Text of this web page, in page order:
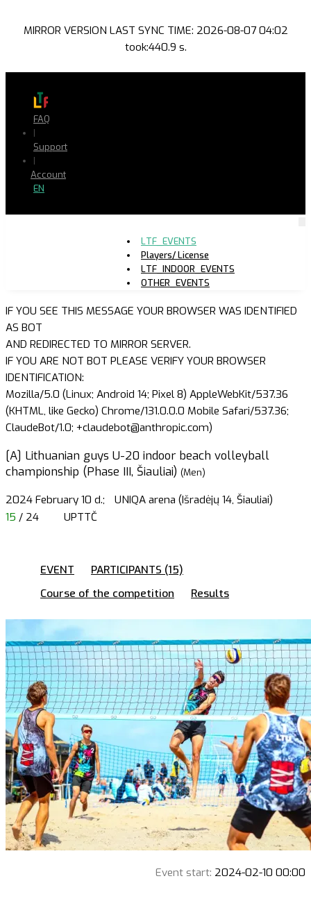
MIRROR VERSION LAST SYNC TIME: 2026-08-07 04:02
took:440.9 s.
FAQ
|
Support
|
Account
EN
LTF_EVENTS
Players/ License
LTF_INDOOR_EVENTS
OTHER_EVENTS
IF YOU SEE THIS MESSAGE YOUR BROWSER WAS IDENTIFIED
AS BOT
AND REDIRECTED TO MIRROR SERVER.
IF YOU ARE NOT BOT PLEASE VERIFY YOUR BROWSER
IDENTIFICATION:
Mozilla/5.0 (Linux; Android 14; Pixel 8) AppleWebKit/537.36
(KHTML, like Gecko) Chrome/131.0.0.0 Mobile Safari/537.36;
ClaudeBot/1.0; +claudebot@anthropic.com)
[A] Lithuanian guys U-20 indoor beach volleyball
championship (Phase III, Šiauliai) (Men)
2024 February 10 d.;
UNIQA arena (Išradėjų 14, Šiauliai)
15 / 24 UPTTČ
EVENT
PARTICIPANTS (15)
Course of the competition
Results
Event start: 2024-02-10 00:00